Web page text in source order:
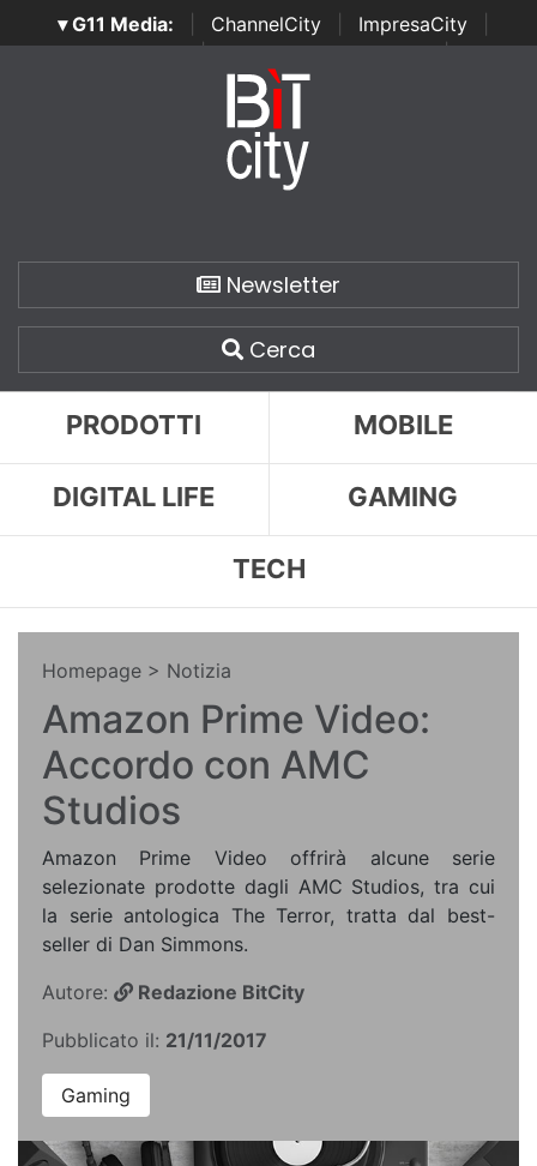
▾ G11 Media: ChannelCity ImpresaCity
SecurityOpenLab | Italian Channel Awards | Italian
Italian Security Awards
Newsletter
Cerca
PRODOTTI MOBILE
DIGITAL LIFE GAMING
TECH
Homepage > Notizia
Amazon Prime Video:
Accordo con AMC
Studios
Amazon Prime Video offrirà alcune serie
selezionate prodotte dagli AMC Studios, tra cui
la serie antologica The Terror, tratta dal best-
seller di Dan Simmons.
Autore:
Redazione BitCity
Pubblicato il: 21/11/2017
Gaming